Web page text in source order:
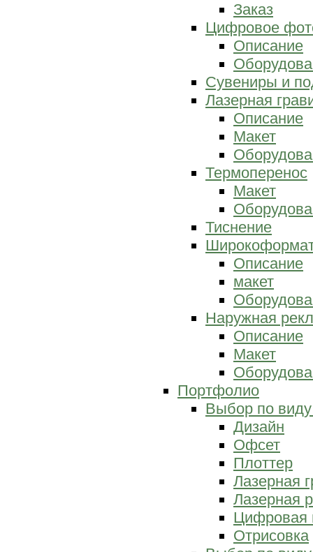
Заказ
Цифровое
Описание
Сувениры и
Лазерная
Описание
Макет
Термоперенос
Макет
Тиснение
Описание
макет
Наружная
Описание
Макет
Портфолио
Выбор по
Дизайн
Офсет
Плоттер
Лазерная
Лазерная
Цифровая
Отрисовка